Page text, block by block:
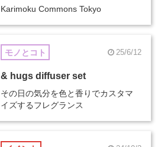
Karimoku Commons Tokyo
モノとコト 25/6/12
& hugs diffuser set
その日の気分を色と香りでカスタマ
イズするフレグランス